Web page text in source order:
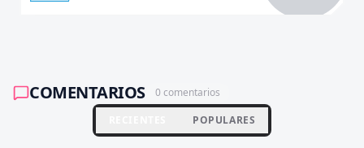
COMENTARIOS 0 comentarios
POPULARES